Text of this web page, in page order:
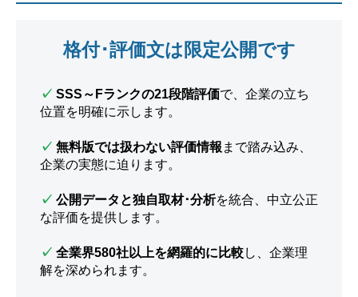
格付･評価文は限定公開です
✓ SSS～Fランクの21段階評価で、企業の立ち
位置を明確に示します。
✓ 無料版では扱わない評価情報 まで踏み込み、
企業の実態に迫ります。
✓ 公開データと独自取材･分析を統合、中立公正
な評価を提供します。
✓ 全業界580社以上を網羅的に比較し、企業理
解を深められます。